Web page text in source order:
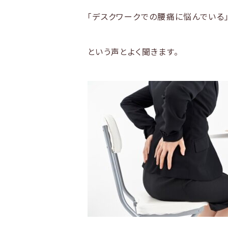
「デスクワークでの腰痛に悩んでいる
という声とよく聞きます。